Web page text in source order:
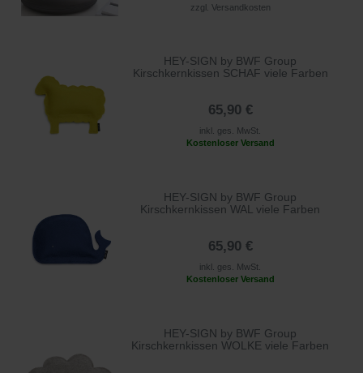
zzgl. Versandkosten
HEY-SIGN by BWF Group
Kirschkernkissen SCHAF viele Farben
65,90 €
inkl. ges. MwSt.
Kostenloser Versand
HEY-SIGN by BWF Group
Kirschkernkissen WAL viele Farben
65,90 €
inkl. ges. MwSt.
Kostenloser Versand
HEY-SIGN by BWF Group
Kirschkernkissen WOLKE viele Farben